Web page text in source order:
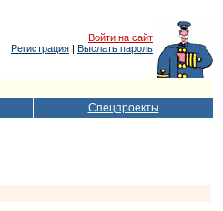
Войти на сайт
Регистрация | Выслать пароль
Спецпроекты